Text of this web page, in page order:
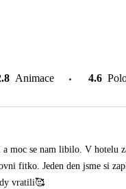
Animace 4.6
moc se nam libilo. V hotelu
fitko. Jeden den jsme si
vratili🥰